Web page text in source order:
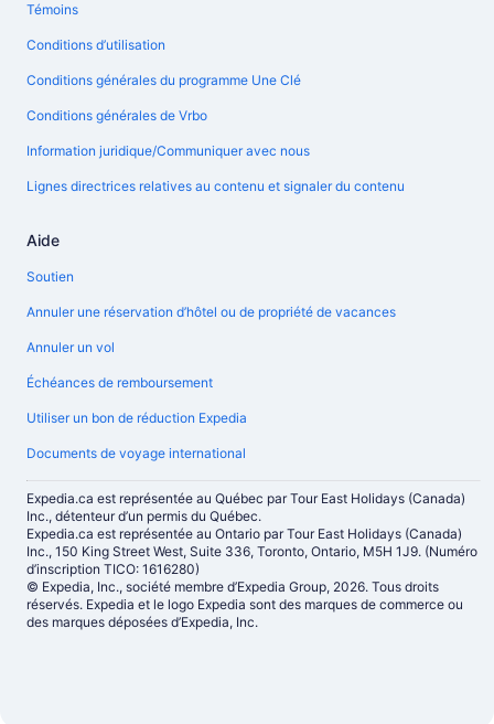
Témoins
Conditions d’utilisation
Conditions générales du programme Une Clé
Conditions générales de Vrbo
Information juridique/Communiquer avec nous
Lignes directrices relatives au contenu et signaler du contenu
Aide
Soutien
Annuler une réservation d’hôtel ou de propriété de vacances
Annuler un vol
Échéances de remboursement
Utiliser un bon de réduction Expedia
Documents de voyage international
Expedia.ca est représentée au Québec par Tour East Holidays (Canada)
Inc., détenteur d’un permis du Québec.
Expedia.ca est représentée au Ontario par Tour East Holidays (Canada)
Inc., 150 King Street West, Suite 336, Toronto, Ontario, M5H 1J9. (Numéro
d’inscription TICO: 1616280)
© Expedia, Inc., société membre d’Expedia Group, 2026. Tous droits
réservés. Expedia et le logo Expedia sont des marques de commerce ou
des marques déposées d’Expedia, Inc.